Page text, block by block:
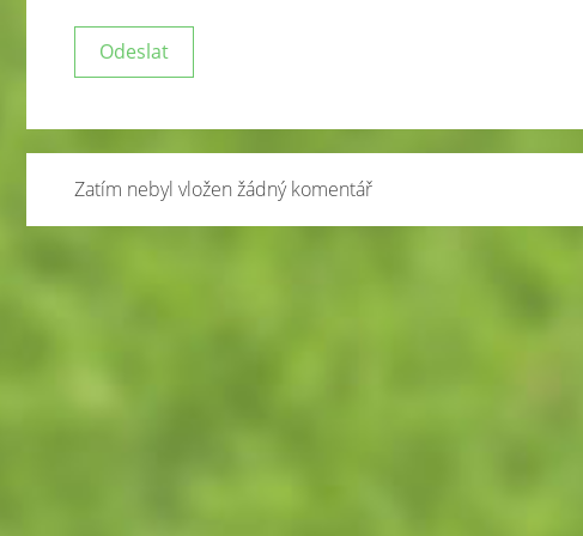
Zatím nebyl vložen žádný komentář